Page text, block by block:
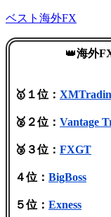
ベスト海外FX
👑海外
🥇１位：
🥈２位： Vantage
🥉３位： FXGT
４位： BigBoss
５位： Exness